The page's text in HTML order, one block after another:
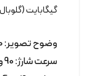
گیگابایت
وضوح تصویر: 1220 در 2772 پیکسل
سرعت شارژ: 90 وات